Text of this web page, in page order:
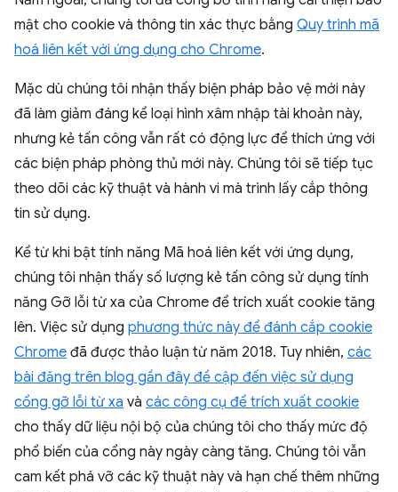
mật cho cookie và thông tin xác thực bằng Quy trình mã
hoá liên kết với ứng dụng cho Chrome.
Mặc dù chúng tôi nhận thấy biện pháp bảo vệ mới này
đã làm giảm đáng kể loại hình xâm nhập tài khoản này,
nhưng kẻ tấn công vẫn rất có động lực để thích ứng với
các biện pháp phòng thủ mới này. Chúng tôi sẽ tiếp tục
theo dõi các kỹ thuật và hành vi mà trình lấy cắp thông
tin sử dụng.
Kể từ khi bật tính năng Mã hoá liên kết với ứng dụng,
chúng tôi nhận thấy số lượng kẻ tấn công sử dụng tính
năng Gỡ lỗi từ xa của Chrome để trích xuất cookie tăng
lên. Việc sử dụng phương thức này để đánh cắp cookie
Chrome đã được thảo luận từ năm 2018. Tuy nhiên, các
bài đăng trên blog gần đây đề cập đến việc sử dụng
cổng gỡ lỗi từ xa và các công cụ để trích xuất cookie
cho thấy dữ liệu nội bộ của chúng tôi cho thấy mức độ
phổ biến của cổng này ngày càng tăng. Chúng tôi vẫn
cam kết phá vỡ các kỹ thuật này và hạn chế thêm những